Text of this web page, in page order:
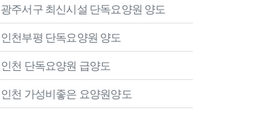
광주서구 최신시설 단독요양원 양도
인천부평 단독요양원 양도
인천 단독요양원 급양도
인천 가성비좋은 요양원양도